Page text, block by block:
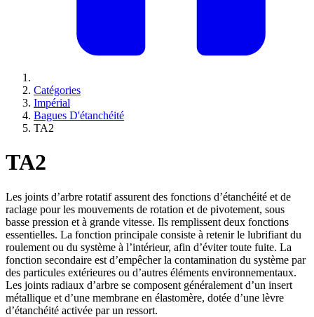
Catégories
Impérial
Bagues D'étanchéité
TA2
TA2
Les joints d’arbre rotatif assurent des fonctions d’étanchéité et de
raclage pour les mouvements de rotation et de pivotement, sous
basse pression et à grande vitesse. Ils remplissent deux fonctions
essentielles. La fonction principale consiste à retenir le lubrifiant du
roulement ou du système à l’intérieur, afin d’éviter toute fuite. La
fonction secondaire est d’empêcher la contamination du système par
des particules extérieures ou d’autres éléments environnementaux.
Les joints radiaux d’arbre se composent généralement d’un insert
métallique et d’une membrane en élastomère, dotée d’une lèvre
d’étanchéité activée par un ressort.